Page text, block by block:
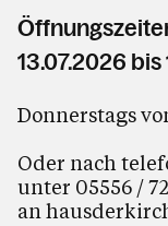
13.07.2026 bis
Donnerstags
Oder nach
unter 05556 /
an